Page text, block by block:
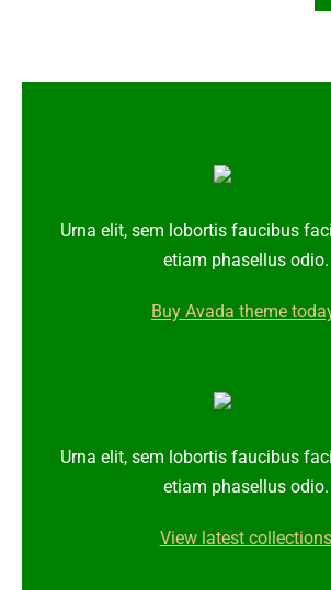
Urna elit, sem lobortis faucibus
etiam phasellus odio.
Buy Avada theme
Urna elit, sem lobortis faucibus
etiam phasellus odio.
View latest collections